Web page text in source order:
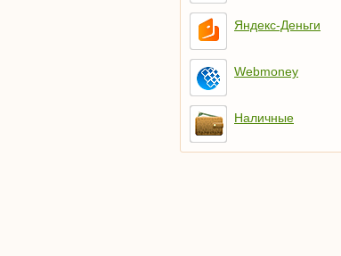
Яндекс-Деньги
Webmoney
Наличные